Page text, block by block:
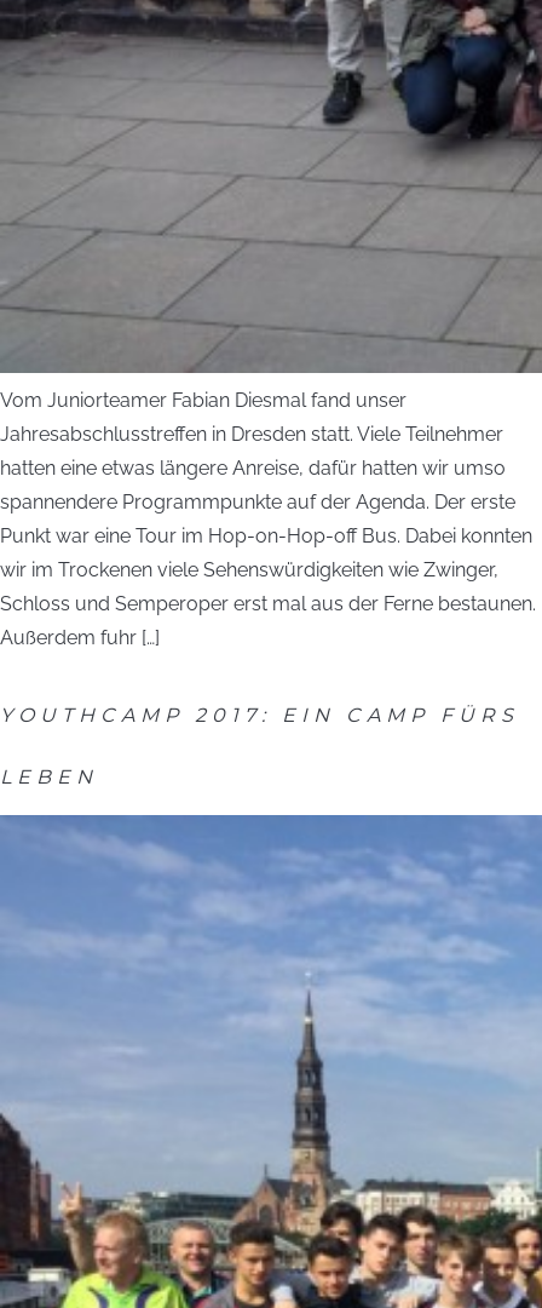
Vom Juniorteamer Fabian Diesmal fand unser
Jahresabschlusstreffen in Dresden statt. Viele Teilnehmer
hatten eine etwas längere Anreise, dafür hatten wir umso
spannendere Programmpunkte auf der Agenda. Der erste
Punkt war eine Tour im Hop-on-Hop-off Bus. Dabei konnten
wir im Trockenen viele Sehenswürdigkeiten wie Zwinger,
Schloss und Semperoper erst mal aus der Ferne bestaunen.
Außerdem fuhr […]
YOUTHCAMP 2017: EIN CAMP FÜRS
LEBEN